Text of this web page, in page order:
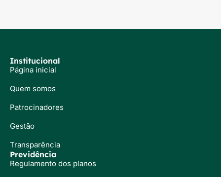
Institucional
Página inicial
Quem somos
Patrocinadores
Gestão
Transparência
Previdência
Regulamento dos planos